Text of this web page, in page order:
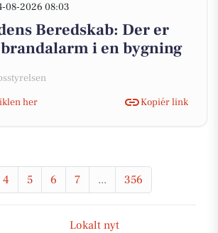
08-2026 08:03
Beredskab: Der er
i en bygning
her
Kopiér link
4 5 6 7 ... 356
Lokalt nyt